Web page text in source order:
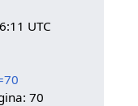
UTC
70